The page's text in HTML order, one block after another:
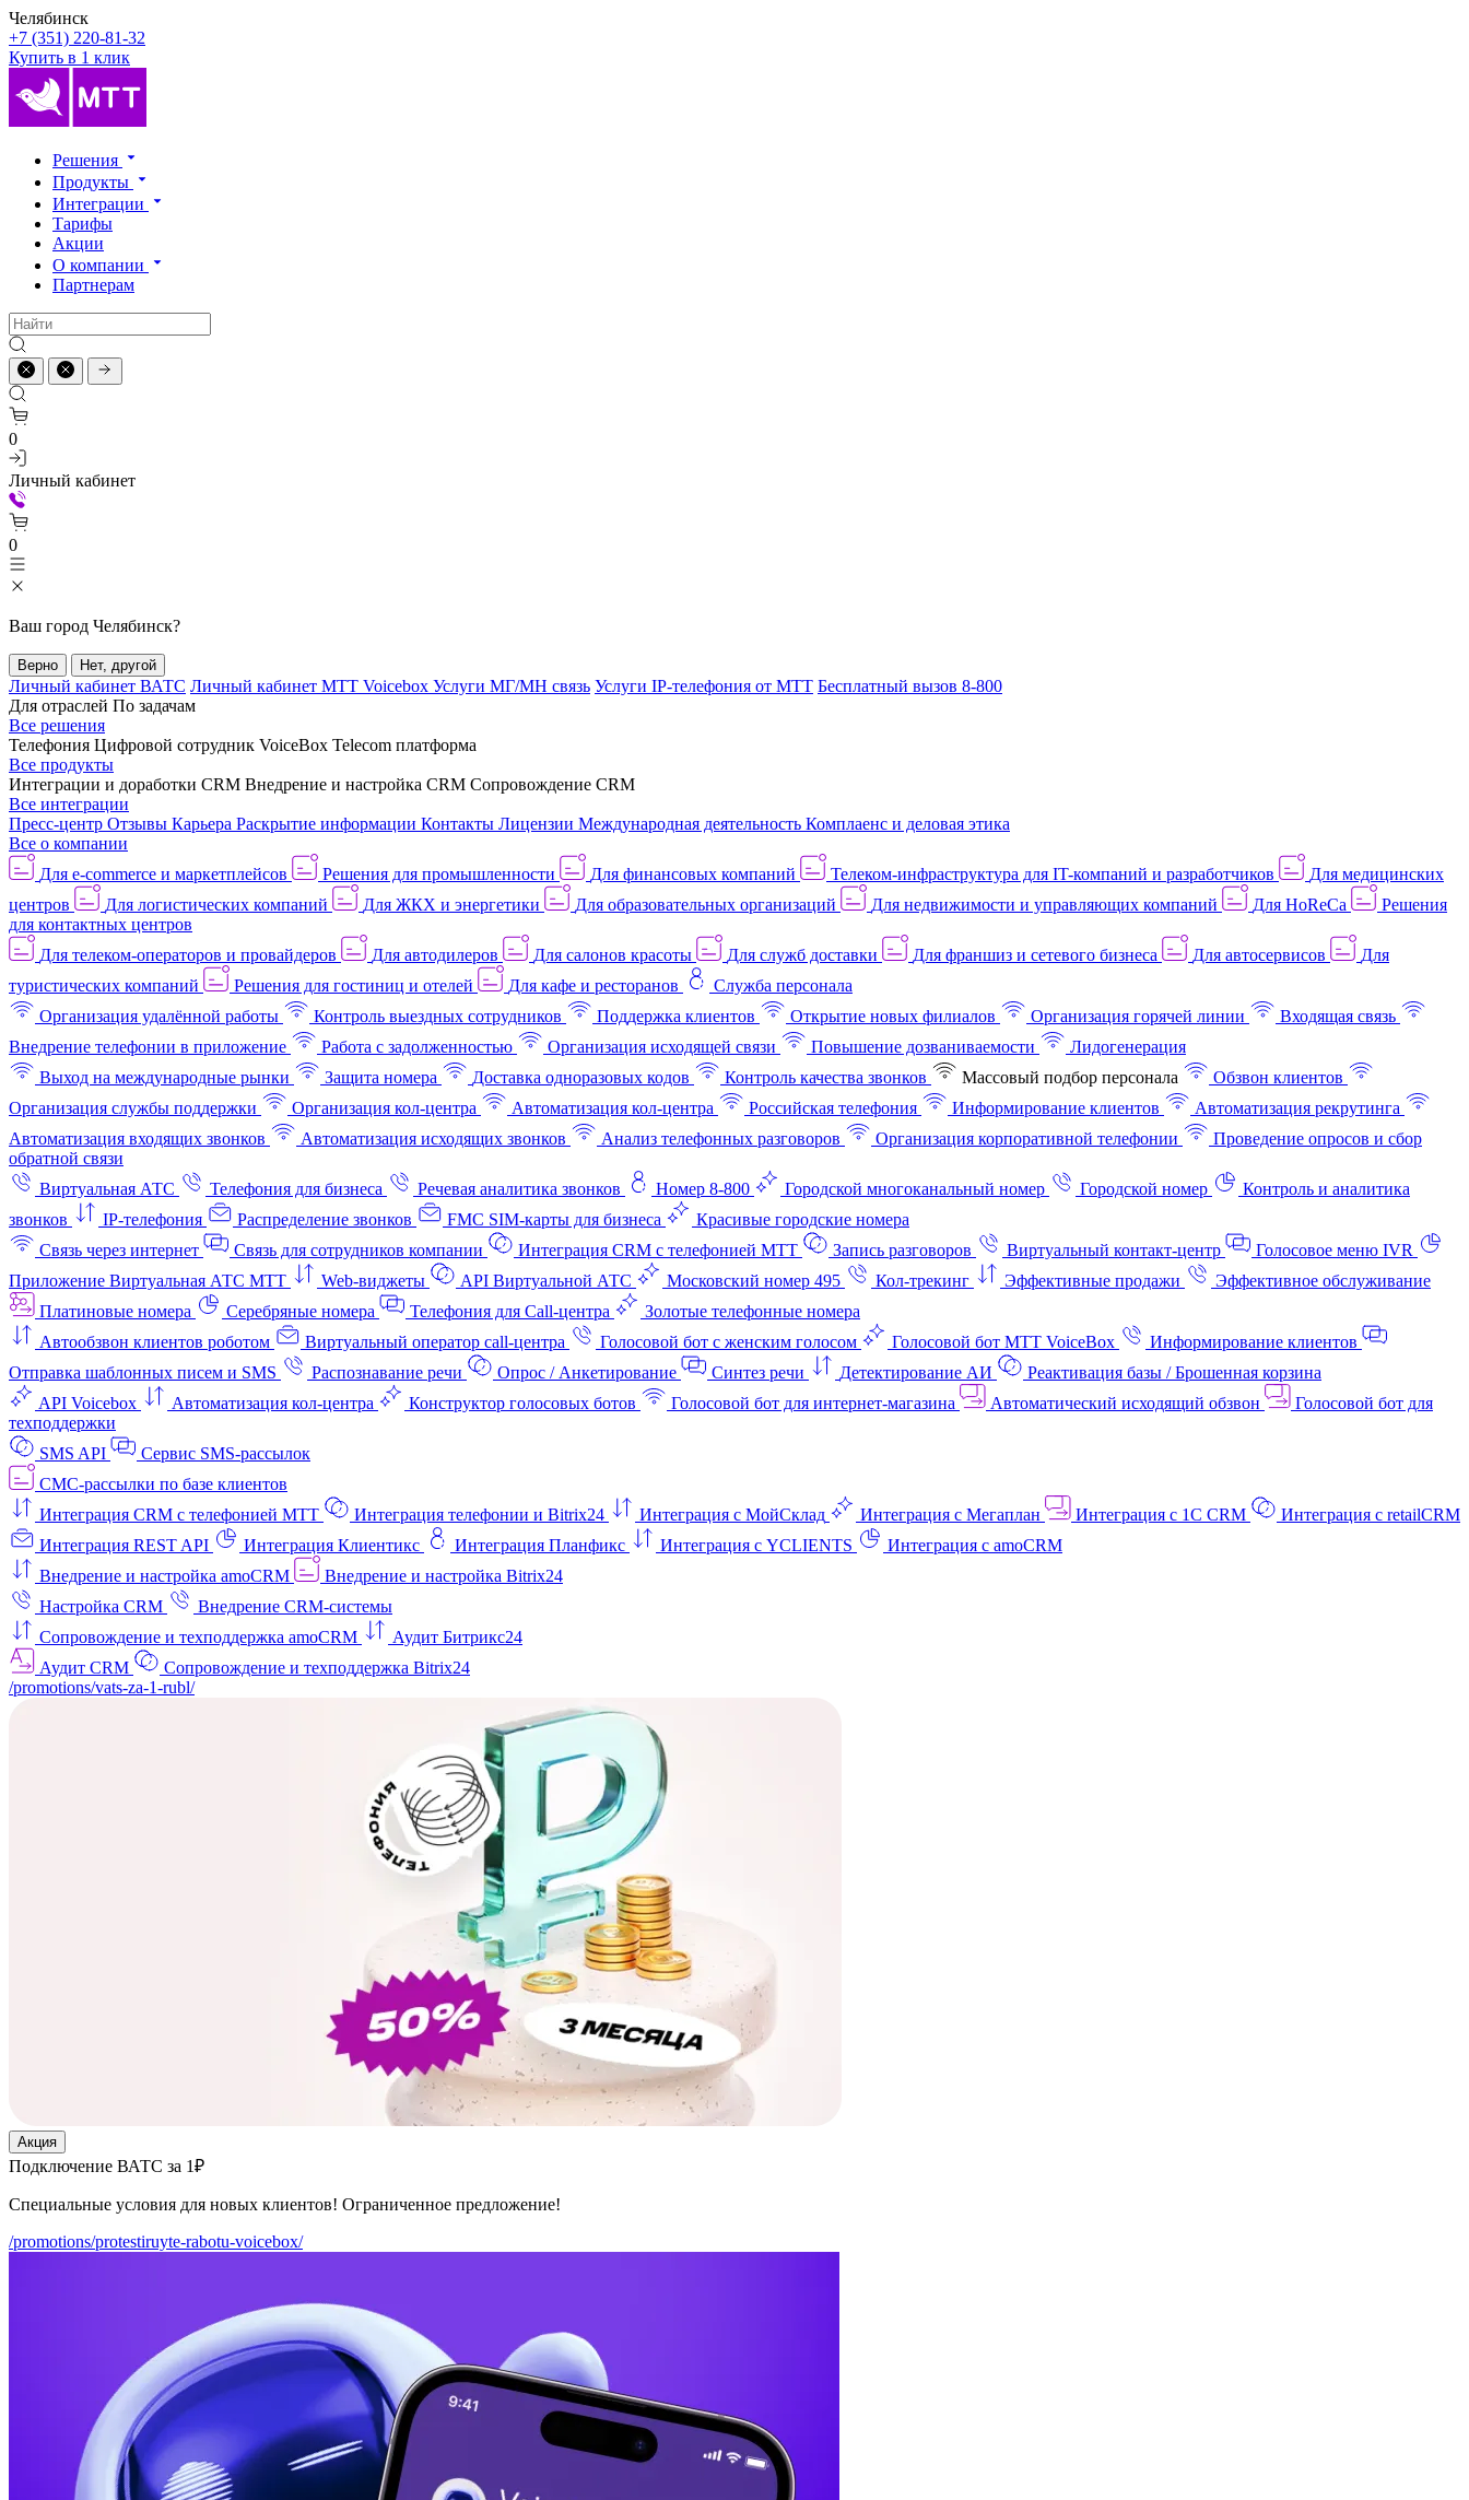
Челябинск
+7 (351) 220-81-32
Купить в 1 клик
Решения
Продукты
Интеграции
Тарифы
Акции
О компании
Партнерам
0
Личный кабинет
0
Ваш город Челябинск?
Верно Нет, другой
Личный кабинет ВАТС Личный кабинет МТТ Voicebox Услуги МГ/МН связь Услуги IP-телефония от МТТ Бесплатный вызов 8-800
Для отраслей По задачам
Все решения
Телефония Цифровой сотрудник VoiceBox Telecom платформа
Все продукты
Интеграции и доработки CRM Внедрение и настройка CRM Сопровождение CRM
Все интеграции
Пресс-центр Отзывы Карьера Раскрытие информации Контакты Лицензии Международная деятельность Комплаенс и деловая этика
Все о компании
Для e-commerce и маркетплейсов
Решения для промышленности Для финансовых компаний Телеком-инфраструктура для IT-компаний и разработчиков
Для медицинских
центров
Для логистических компаний Для ЖКХ и энергетики Для образовательных организаций Для недвижимости и управляющих компаний Для HoReCa
Решения
для контактных центров
Для телеком-операторов и провайдеров
Для автодилеров Для салонов красоты Для служб доставки Для франшиз и сетевого бизнеса Для автосервисов
Для
туристических компаний
Решения для гостиниц и отелей Для кафе и ресторанов
Служба персонала
Организация удалённой работы
Контроль выездных сотрудников Поддержка клиентов Открытие новых филиалов Организация горячей линии
Входящая связь
Внедрение телефонии в приложение
Работа с задолженностью Организация исходящей связи Повышение дозваниваемости
Лидогенерация
Выход на международные рынки
Защита номера Доставка одноразовых кодов Контроль качества звонков Массовый подбор персонала
Обзвон клиентов
Организация службы поддержки
Организация кол-центра Автоматизация кол-центра Российская телефония Информирование клиентов
Автоматизация рекрутинга
Автоматизация входящих звонков
Автоматизация исходящих звонков Анализ телефонных разговоров Организация корпоративной телефонии
Проведение опросов и сбор
обратной связи
Виртуальная АТС
Телефония для бизнеса Речевая аналитика звонков Номер 8-800 Городской многоканальный номер Городской номер
Контроль и аналитика
звонков
IP-телефония Распределение звонков FMC SIM-карты для бизнеса
Красивые городские номера
Связь через интернет
Связь для сотрудников компании Интеграция CRM с телефонией МТТ Запись разговоров Виртуальный контакт‑центр
Голосовое меню IVR
Приложение Виртуальная АТС МТТ
Web-виджеты API Виртуальной АТС Московский номер 495 Кол-трекинг Эффективные продажи
Эффективное обслуживание
Платиновые номера
Серебряные номера Телефония для Call-центра
Золотые телефонные номера
Автообзвон клиентов роботом
Виртуальный оператор call-центра Голосовой бот с женским голосом Голосовой бот МТТ VoiceBox
Информирование клиентов
Отправка шаблонных писем и SMS
Распознавание речи Опрос / Анкетирование Синтез речи Детектирование АИ
Реактивация базы / Брошенная корзина
API Voicebox
Автоматизация кол‑центра Конструктор голосовых ботов Голосовой бот для интернет‑магазина Автоматический исходящий обзвон
Голосовой бот для
техподдержки
SMS API
Сервис SMS-рассылок
СМС-рассылки по базе клиентов
Интеграция CRM с телефонией МТТ
Интеграция телефонии и Bitrix24 Интеграция с МойСклад Интеграция с Мегаплан Интеграция с 1C CRM
Интеграция с retailCRM
Интеграция REST API
Интеграция Клиентикс Интеграция Планфикс Интеграция с YCLIENTS
Интеграция с amoCRM
Внедрение и настройка amoCRM
Внедрение и настройка Bitrix24
Настройка CRM
Внедрение CRM-системы
Сопровождение и техподдержка amoCRM
Аудит Битрикс24
Аудит CRM
Сопровождение и техподдержка Bitrix24
/promotions/vats-za-1-rubl/
Акция
Подключение ВАТС за 1₽
Специальные условия для новых клиентов! Ограниченное предложение!
/promotions/protestiruyte-rabotu-voicebox/